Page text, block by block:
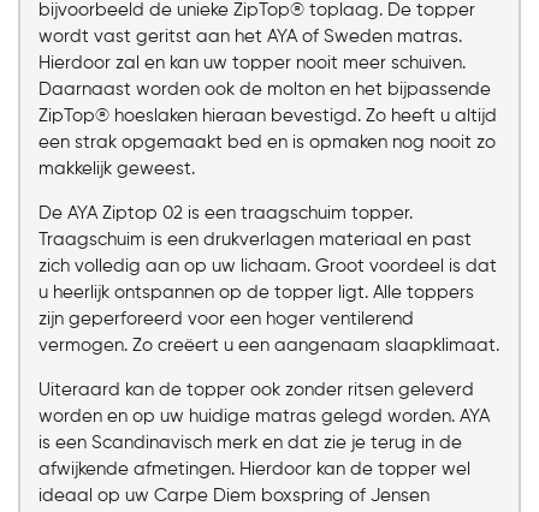
bijvoorbeeld de unieke ZipTop® toplaag. De topper
wordt vast geritst aan het AYA of Sweden matras.
Hierdoor zal en kan uw topper nooit meer schuiven.
Daarnaast worden ook de molton en het bijpassende
ZipTop® hoeslaken hieraan bevestigd. Zo heeft u altijd
een strak opgemaakt bed en is opmaken nog nooit zo
makkelijk geweest.
De AYA Ziptop 02 is een traagschuim topper.
Traagschuim is een drukverlagen materiaal en past
zich volledig aan op uw lichaam. Groot voordeel is dat
u heerlijk ontspannen op de topper ligt. Alle toppers
zijn geperforeerd voor een hoger ventilerend
vermogen. Zo creëert u een aangenaam slaapklimaat.
Uiteraard kan de topper ook zonder ritsen geleverd
worden en op uw huidige matras gelegd worden. AYA
is een Scandinavisch merk en dat zie je terug in de
afwijkende afmetingen. Hierdoor kan de topper wel
ideaal op uw Carpe Diem boxspring of Jensen